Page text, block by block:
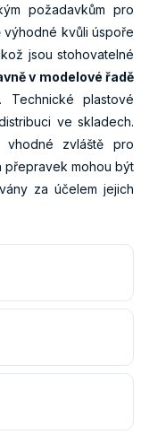
požadavkům pro
výhodné kvůli úspoře
jsou stohovatelné
v modelové řadě
. Technické plastové
ve skladech.
zvláště pro
přepravek mohou být
za účelem jejich